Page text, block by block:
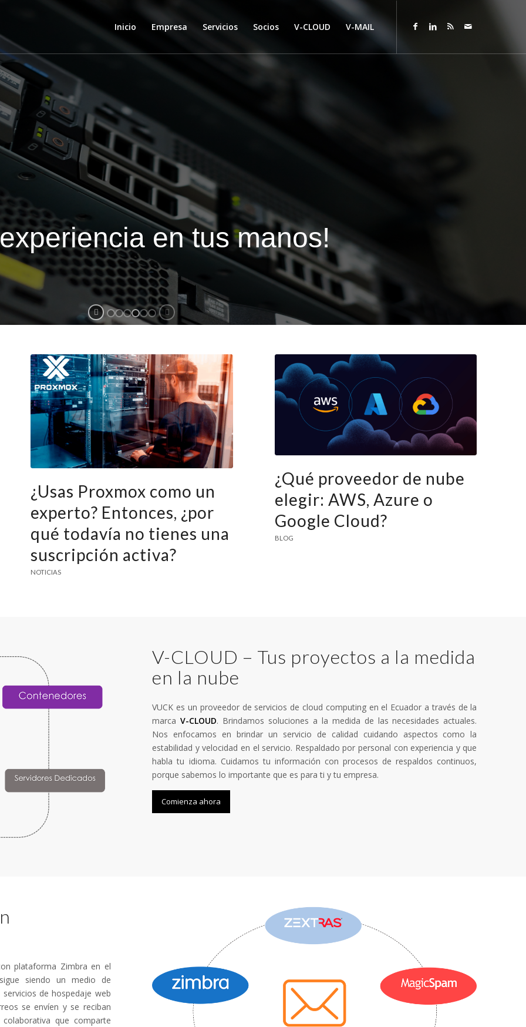
Inicio Empresa Servicios Socios V-CLOUD V-MAIL
V-TICS
en tus manos!
¿Usas Proxmox como un
experto? Entonces, ¿por
qué todavía no tienes una
suscripción activa?
NOTICIAS
¿Qué proveedor de nube
elegir: AWS, Azure o
Google Cloud?
BLOG
V-CLOUD – Tus proyectos a la medida
en la nube
VUCK es un proveedor de servicios de cloud computing en el Ecuador a través de la
marcaV-CLOUD. Brindamos soluciones a la medida de las necesidades actuales.
Nos enfocamos en brindar un servicio de calidad cuidando aspectos como la
estabilidad y velocidad en el servicio. Respaldado por personal con experiencia y que
habla tu idioma. Cuidamos tu información con procesos de respaldos continuos,
porque sabemos lo importante que es para ti y tu empresa.
Comienza ahora
plataforma Zimbra en el
siendo un medio de
de hospedaje web
se envíen y se reciban
que comparte